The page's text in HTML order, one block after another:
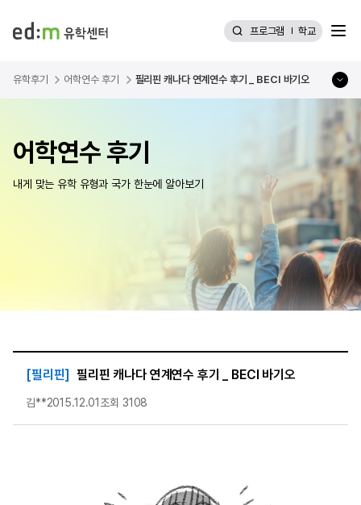
프로그램 학교
유학후기 어학연수 후기 필리핀 캐나다 연계연수 후기 _ BECI 바기오
어학연수 후기
내게 맞는 유학 유형과 국가 한눈에 알아보기
[필리핀] 필리핀 캐나다 연계연수 후기 _ BECI 바기오
김**2015.12.01 조회 3108